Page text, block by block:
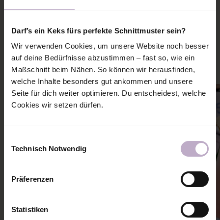
Darf’s ein Keks fürs perfekte Schnittmuster sein?
Wir verwenden Cookies, um unsere Website noch besser
auf deine Bedürfnisse abzustimmen – fast so, wie ein
Maßschnitt beim Nähen. So können wir herausfinden,
welche Inhalte besonders gut ankommen und unsere
Seite für dich weiter optimieren. Du entscheidest, welche
Cookies wir setzen dürfen.
Technisch Notwendig
Präferenzen
Statistiken
PASSENDE NÄHANLEITUNGEN
Mehr Ideen und Inspiration zu diesem Schnitt holen